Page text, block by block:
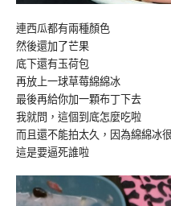
連西瓜都有兩種顏色
然後還加了芒果
底下還有玉荷包
再放上一球草莓綿綿冰
最後再給你加一顆布丁下去
我就問，這個到底怎麼吃啦
而且還不能拍太久，因為綿綿冰
這是要逼死誰啦